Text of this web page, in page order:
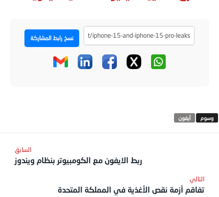
نسخ رابط المشاركة
آيفون
ربط الايفون مع الكومبيوتر بنظام ويندوز
تفاقم أزمة نقص الأغذية في المملكة المتحدة